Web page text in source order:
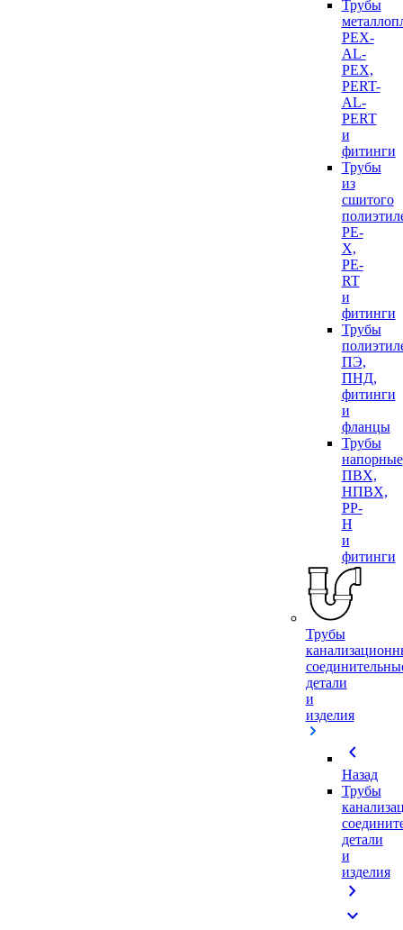
Трубы
PEX-
AL-
PEX,
PERT-
AL-
PERT
и
фитинги
Трубы
из
сшитого
PE-
X,
PE-
RT
и
фитинги
Трубы
ПЭ,
ПНД,
фитинги
и
фланцы
Трубы
напорные
ПВХ,
НПВХ,
PP-
H
и
фитинги
Трубы
детали
и
изделия
chevron_left
Назад
Трубы
детали
и
изделия
chevron_right
expand_more